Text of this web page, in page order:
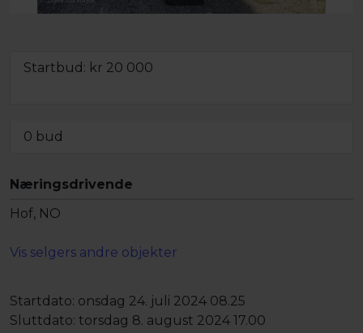
Startbud: kr 20 000
0 bud
Næringsdrivende
Hof, NO
Vis selgers andre objekter
Startdato: onsdag 24. juli 2024 08.25
Sluttdato: torsdag 8. august 2024 17.00